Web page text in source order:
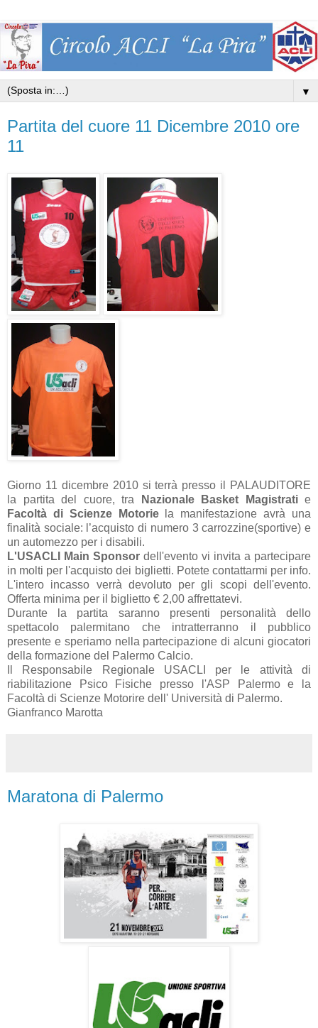
▼
Partita del cuore 11 Dicembre 2010 ore
11
Giorno 11 dicembre 2010 si terrà presso il PALAUDITORE
la partita del cuore, tra
Nazionale Basket Magistrati e
Facoltà di Scienze Motoriela manifestazione avrà una
finalità sociale: l’acquisto di numero 3 carrozzine(sportive) e
un automezzo per i disabili.
L'USACLI Main Sponsor dell'evento vi invita a partecipare
in molti per l'acquisto dei biglietti. Potete contattarmi per info.
L'intero incasso verrà devoluto per gli scopi dell'evento.
Offerta minima per il biglietto € 2,00 affrettatevi.
Durante la partita saranno presenti personalità dello
spettacolo palermitano che intratterranno il pubblico
presente e speriamo nella partecipazione di alcuni giocatori
della formazione del Palermo Calcio.
Il Responsabile Regionale USACLI per le attività di
riabilitazione Psico Fisiche presso l'ASP Palermo e la
Facoltà di Scienze Motorire dell' Università di Palermo.
Gianfranco Marotta
Maratona di Palermo